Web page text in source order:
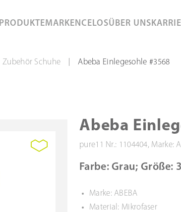
PRODUKTEMARKENCELOSÜBER UNS
Zubehör Schuhe Abeba Einlegesohle #3568
Abeba
pure11 Nr.: 1104404, Marke:
Farbe: Grau; Größe:
Marke: ABEBA
Material: Mikrofaser